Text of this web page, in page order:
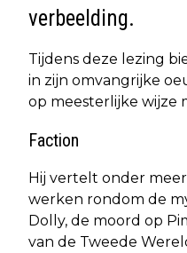
verbeelding.
Tijdens deze lezing
in zijn omvangrijke
op meesterlijke wijze
Faction
Hij vertelt onder
werken rondom de
Dolly, de moord op
van de Tweede